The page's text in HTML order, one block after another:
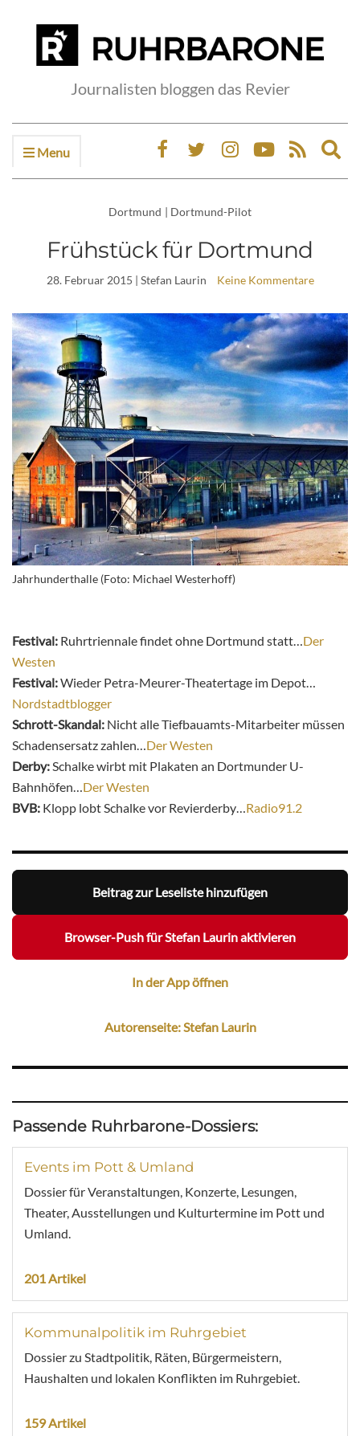
Journalisten bloggen das Revier
Menu
Dortmund | Dortmund-Pilot
Frühstück für Dortmund
28. Februar 2015 | Stefan Laurin Keine Kommentare
Jahrhunderthalle (Foto: Michael Westerhoff)
Festival: Ruhrtriennale findet ohne Dortmund statt…Der
Westen
Festival:Wieder Petra-Meurer-Theatertage im Depot…
Nordstadtblogger
Schrott-Skandal: Nicht alle Tiefbauamts-Mitarbeiter müssen
Schadensersatz zahlen…Der Westen
Derby:Schalke wirbt mit Plakaten an Dortmunder U-
Bahnhöfen…Der Westen
BVB: Klopp lobt Schalke vor Revierderby…Radio91.2
Beitrag zur Leseliste hinzufügen
Browser-Push für Stefan Laurin aktivieren
In der App öffnen
Autorenseite: Stefan Laurin
Passende Ruhrbarone-Dossiers:
Events im Pott & Umland
Dossier für Veranstaltungen, Konzerte, Lesungen,
Theater, Ausstellungen und Kulturtermine im Pott und
Umland.
201 Artikel
Kommunalpolitik im Ruhrgebiet
Dossier zu Stadtpolitik, Räten, Bürgermeistern,
Haushalten und lokalen Konflikten im Ruhrgebiet.
159 Artikel